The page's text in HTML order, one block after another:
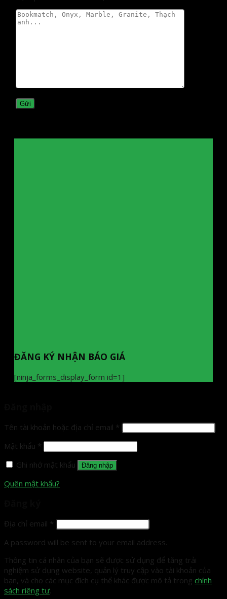
ĐĂNG KÝ NHẬN BÁO GIÁ
[ninja_forms_display_form id=1]
Tên tài khoản hoặc địa chỉ email *
Mật khẩu *
Ghi nhớ mật khẩu
Đăng nhập
Quên mật khẩu?
Địa chỉ email *
A password will be sent to your email address.
Thông tin cá nhân của bạn sẽ được sử dụng để tăng trải
nghiệm sử dụng website, quản lý truy cập vào tài khoản của
bạn, và cho các mục đích cụ thể khác được mô tả trong chính
sách riêng tư.